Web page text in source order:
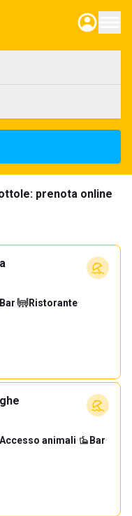
prenota online
Bar· Ristorante·
Accesso animali· Bar·